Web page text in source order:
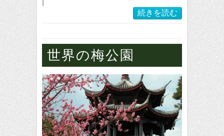
続きを読む
世界の梅公園